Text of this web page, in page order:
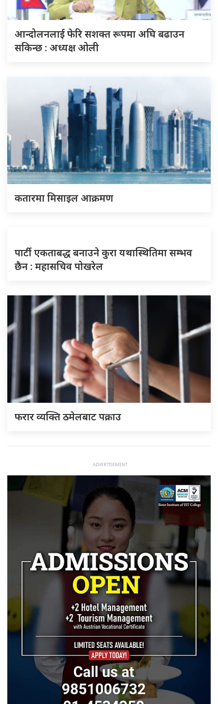
आन्दोलनलाई फेरि सशक्त रूपमा अघि बढाउन
सकिन्छ : अध्यक्ष ओली
कतारमा मिसाइल आक्रमण
पार्टी एकताबद्ध बनाउने कुरा यथास्थितिमा सम्भव
छैन : महासचिव पोखरेल
फरार व्यक्ति ठमेलबाट पक्राउ